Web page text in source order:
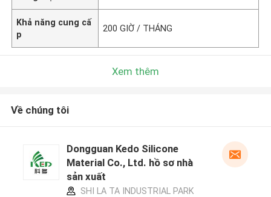
Khả năng cung cấ
p
200 GIỜ / THÁNG
Xem thêm
Về chúng tôi
Dongguan Kedo Silicone
Material Co., Ltd. hồ sơ nhà
sản xuất
SHI LA TA INDUSTRIAL PARK